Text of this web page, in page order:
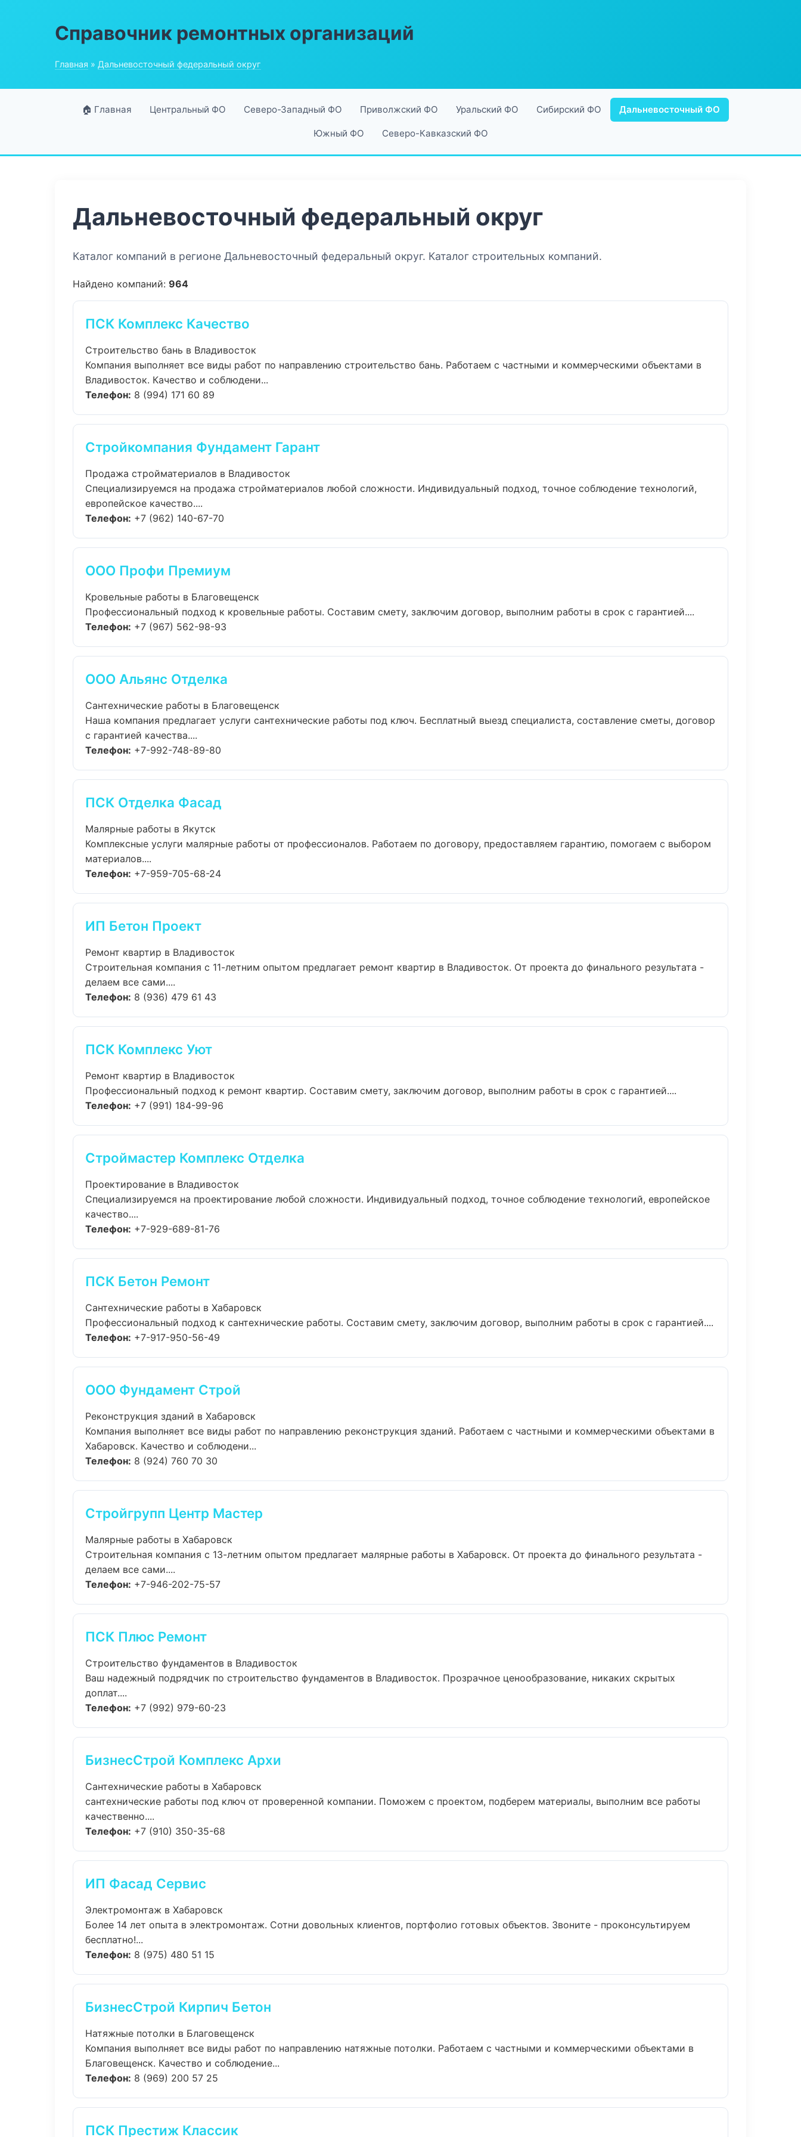
Справочник ремонтных организаций
Главная » Дальневосточный федеральный округ
🏠 Главная Центральный ФО Северо-Западный ФО Приволжский ФО Уральский ФО Сибирский ФО Дальневосточный ФО
Южный ФО Северо-Кавказский ФО
Дальневосточный федеральный округ
Каталог компаний в регионе Дальневосточный федеральный округ. Каталог строительных компаний.
Найдено компаний: 964
ПСК Комплекс Качество
Строительство бань в Владивосток
Компания выполняет все виды работ по направлению строительство бань. Работаем с частными и коммерческими объектами в
Владивосток. Качество и соблюдени...
Телефон: 8 (994) 171 60 89
Стройкомпания Фундамент Гарант
Продажа стройматериалов в Владивосток
Специализируемся на продажа стройматериалов любой сложности. Индивидуальный подход, точное соблюдение технологий,
европейское качество....
Телефон: +7 (962) 140-67-70
ООО Профи Премиум
Кровельные работы в Благовещенск
Профессиональный подход к кровельные работы. Составим смету, заключим договор, выполним работы в срок с гарантией....
Телефон: +7 (967) 562-98-93
ООО Альянс Отделка
Сантехнические работы в Благовещенск
Наша компания предлагает услуги сантехнические работы под ключ. Бесплатный выезд специалиста, составление сметы, договор
с гарантией качества....
Телефон: +7-992-748-89-80
ПСК Отделка Фасад
Малярные работы в Якутск
Комплексные услуги малярные работы от профессионалов. Работаем по договору, предоставляем гарантию, помогаем с выбором
материалов....
Телефон: +7-959-705-68-24
ИП Бетон Проект
Ремонт квартир в Владивосток
Строительная компания с 11-летним опытом предлагает ремонт квартир в Владивосток. От проекта до финального результата -
делаем все сами....
Телефон: 8 (936) 479 61 43
ПСК Комплекс Уют
Ремонт квартир в Владивосток
Профессиональный подход к ремонт квартир. Составим смету, заключим договор, выполним работы в срок с гарантией....
Телефон: +7 (991) 184-99-96
Строймастер Комплекс Отделка
Проектирование в Владивосток
Специализируемся на проектирование любой сложности. Индивидуальный подход, точное соблюдение технологий, европейское
качество....
Телефон: +7-929-689-81-76
ПСК Бетон Ремонт
Сантехнические работы в Хабаровск
Профессиональный подход к сантехнические работы. Составим смету, заключим договор, выполним работы в срок с гарантией....
Телефон: +7-917-950-56-49
ООО Фундамент Строй
Реконструкция зданий в Хабаровск
Компания выполняет все виды работ по направлению реконструкция зданий. Работаем с частными и коммерческими объектами в
Хабаровск. Качество и соблюдени...
Телефон: 8 (924) 760 70 30
Стройгрупп Центр Мастер
Малярные работы в Хабаровск
Строительная компания с 13-летним опытом предлагает малярные работы в Хабаровск. От проекта до финального результата -
делаем все сами....
Телефон: +7-946-202-75-57
ПСК Плюс Ремонт
Строительство фундаментов в Владивосток
Ваш надежный подрядчик по строительство фундаментов в Владивосток. Прозрачное ценообразование, никаких скрытых
доплат....
Телефон: +7 (992) 979-60-23
БизнесСтрой Комплекс Архи
Сантехнические работы в Хабаровск
сантехнические работы под ключ от проверенной компании. Поможем с проектом, подберем материалы, выполним все работы
качественно....
Телефон: +7 (910) 350-35-68
ИП Фасад Сервис
Электромонтаж в Хабаровск
Более 14 лет опыта в электромонтаж. Сотни довольных клиентов, портфолио готовых объектов. Звоните - проконсультируем
бесплатно!...
Телефон: 8 (975) 480 51 15
БизнесСтрой Кирпич Бетон
Натяжные потолки в Благовещенск
Компания выполняет все виды работ по направлению натяжные потолки. Работаем с частными и коммерческими объектами в
Благовещенск. Качество и соблюдение...
Телефон: 8 (969) 200 57 25
ПСК Престиж Классик